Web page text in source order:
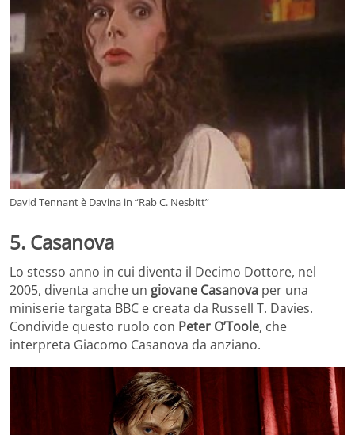
David Tennant è Davina in “Rab C. Nesbitt”
5. Casanova
Lo stesso anno in cui diventa il Decimo Dottore, nel
2005, diventa anche un giovane Casanova per una
miniserie targata BBC e creata da Russell T. Davies.
Condivide questo ruolo con Peter O’Toole, che
interpreta Giacomo Casanova da anziano.